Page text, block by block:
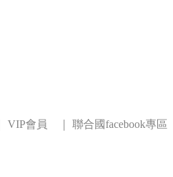
VIP會員 ｜ 聯合國facebook專區